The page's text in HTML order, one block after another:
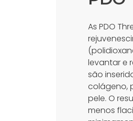
As PDO
levantar e
são
colágeno,
pele. O
menos